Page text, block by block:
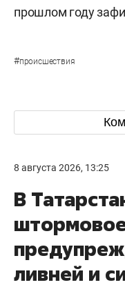
прошлом году
#происшествия
8 августа 2026, 13:25
В
ливней и